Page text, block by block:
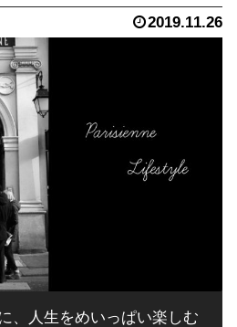
2019.11.26
、人生をめいっぱい楽しむ